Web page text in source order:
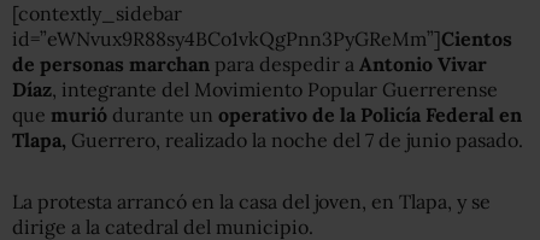
[contextly_sidebar
id=”eWNvux9R88sy4BCo1vkQgPnn3PyGReMm”]Cientos
de personas marchan para despedir a Antonio Vivar
Díaz, integrante del Movimiento Popular Guerrerense
que murió durante un operativo de la Policía Federal en
Tlapa, Guerrero, realizado la noche del 7 de junio pasado.
La protesta arrancó en la casa del joven, en Tlapa, y se
dirige a la catedral del municipio.